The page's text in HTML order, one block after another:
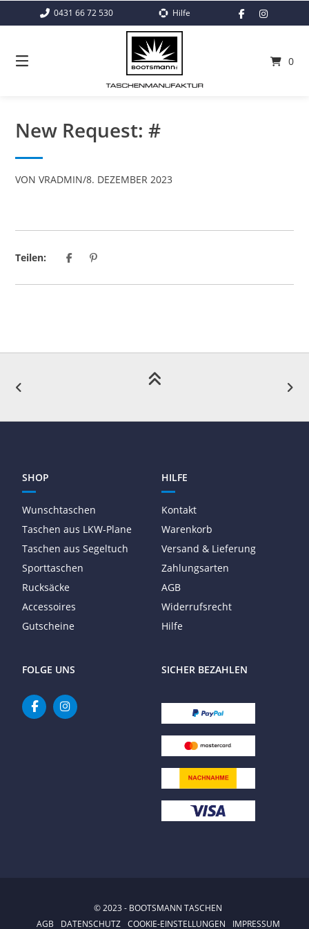
0431 66 72 530 Hilfe
0
New Request: #
VONVRADMIN/8. DEZEMBER 2023
Teilen:
SHOP
Wunschtaschen
Taschen aus LKW-Plane
Taschen aus Segeltuch
Sporttaschen
Rucksäcke
Accessoires
Gutscheine
HILFE
Kontakt
Warenkorb
Versand & Lieferung
Zahlungsarten
AGB
Widerrufsrecht
Hilfe
FOLGE UNS SICHER BEZAHLEN
© 2023 - BOOTSMANN TASCHEN
AGB
DATENSCHUTZ COOKIE-EINSTELLUNGEN IMPRESSUM